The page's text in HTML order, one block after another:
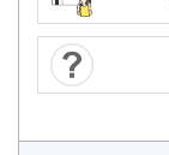
24時間